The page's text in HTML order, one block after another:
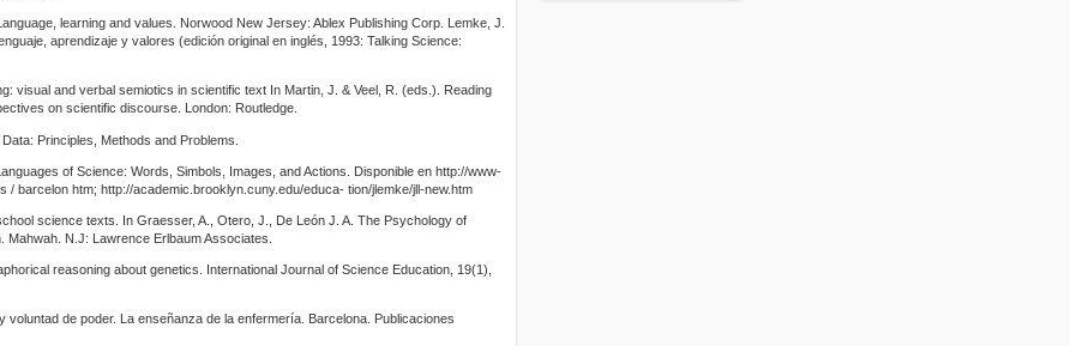
learning and values. Norwood New Jersey: Ablex Publishing Corp. Lemke, J.
aprendizaje y valores (edición original en inglés, 1993: Talking Science:
visual and verbal semiotics in scientific text In Martin, J. & Veel, R. (eds.). Reading
on scientific discourse. London: Routledge.
Principles, Methods and Problems.
of Science: Words, Simbols, Images, and Actions. Disponible en http://www-
/ barcelon htm; http://academic.brooklyn.cuny.edu/educa- tion/jlemke/jll-new.htm
science texts. In Graesser, A., Otero, J., De León J. A. The Psychology of
N.J: Lawrence Erlbaum Associates.
reasoning about genetics. International Journal of Science Education, 19(1),
voluntad de poder. La enseñanza de la enfermería. Barcelona. Publicaciones